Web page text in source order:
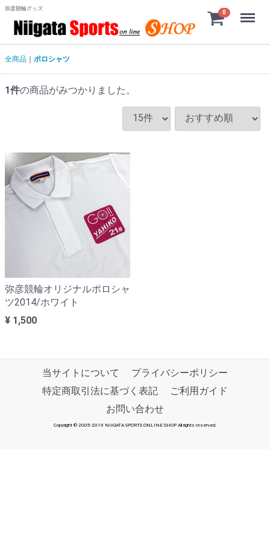
弥彦競輪グッズ
0 Menu
全商品 ポロシャツ
1件の商品がみつかりました。
弥彦競輪オリジナルポロシャ
ツ2014/ホワイト
¥ 1,500
当サイトについて
プライバシーポリシー
特定商取引法に基づく表記
ご利用ガイド
お問い合わせ
Copyright © 2005-2019 NIIGATA SPORTS ONLINE SHOP All rights reserved.